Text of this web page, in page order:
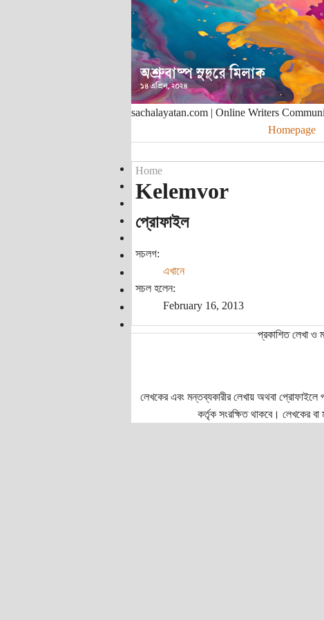
sachalayatan.com | Online Writers
Homepage
Home
Kelemvor
প্রোফাইল
সচলগ:
এখানে
সচল হলেন:
February 16, 2013
প্রকাশিত লেখা ও
লেখকের এবং মন্তব্যকারীর লেখায় অথবা প্রোফাইলে
কর্তৃক সংরক্ষিত থাকবে। লেখকের বা